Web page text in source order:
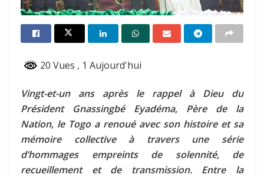
20 Vues , 1 Aujourd'hui
Vingt-et-un ans après le rappel à Dieu du
Président Gnassingbé Eyadéma, Père de la
Nation, le Togo a renoué avec son histoire et sa
mémoire collective à travers une série
d’hommages empreints de solennité, de
recueillement et de transmission. Entre la